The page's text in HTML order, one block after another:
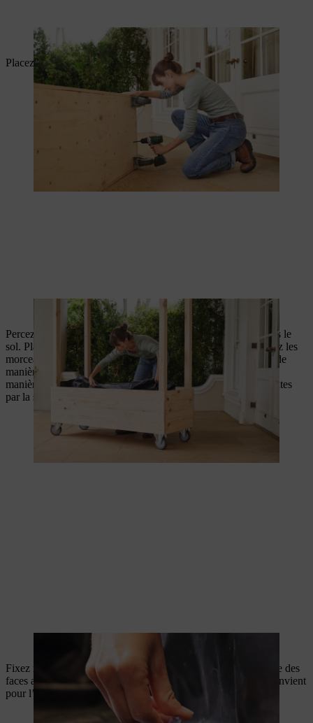
L’eau s’écoule grâce aux trous de drainage.
Placez la bâche et agrafez-la.
Agrafage de la bâche sur l’abri à tomates.
Percez des trous dans la bâche au niveau de tous les trous dans le
sol. Placez des morceaux de tube en vinyle à l’arrière et insérez les
morceaux de tube de l’intérieur vers le bas à travers le coffret de
manière à ce qu’ils passent par les trous de la bâche. De cette
manière, l’eau pourra s’écouler facilement de votre abri à tomates
par la suite.
Fixez maintenant les plaques de plexiglas sur le toit et sur l’une des
faces arrière de votre abri à tomates. Le silicone transparent convient
pour l’étanchéification.